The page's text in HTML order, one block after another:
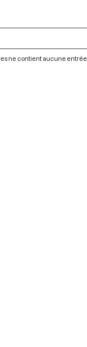
ne contient aucune entrée.